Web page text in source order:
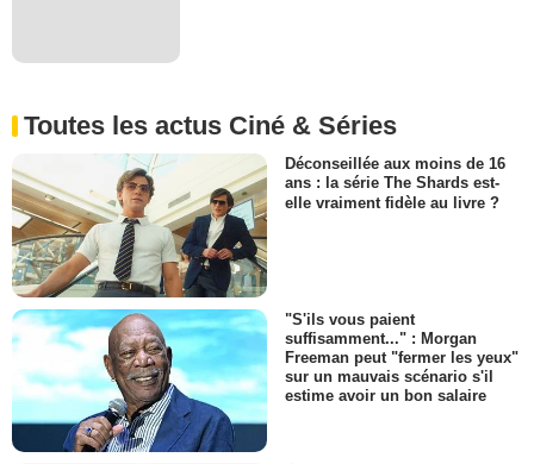
Toutes les actus Ciné & Séries
Déconseillée aux moins de 16
ans : la série The Shards est-
elle vraiment fidèle au livre ?
"S'ils vous paient
suffisamment..." : Morgan
Freeman peut "fermer les yeux"
sur un mauvais scénario s'il
estime avoir un bon salaire